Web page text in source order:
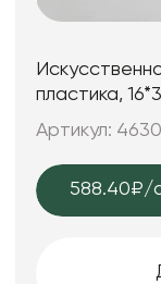
пластика,
Артикул:
588.40₽/